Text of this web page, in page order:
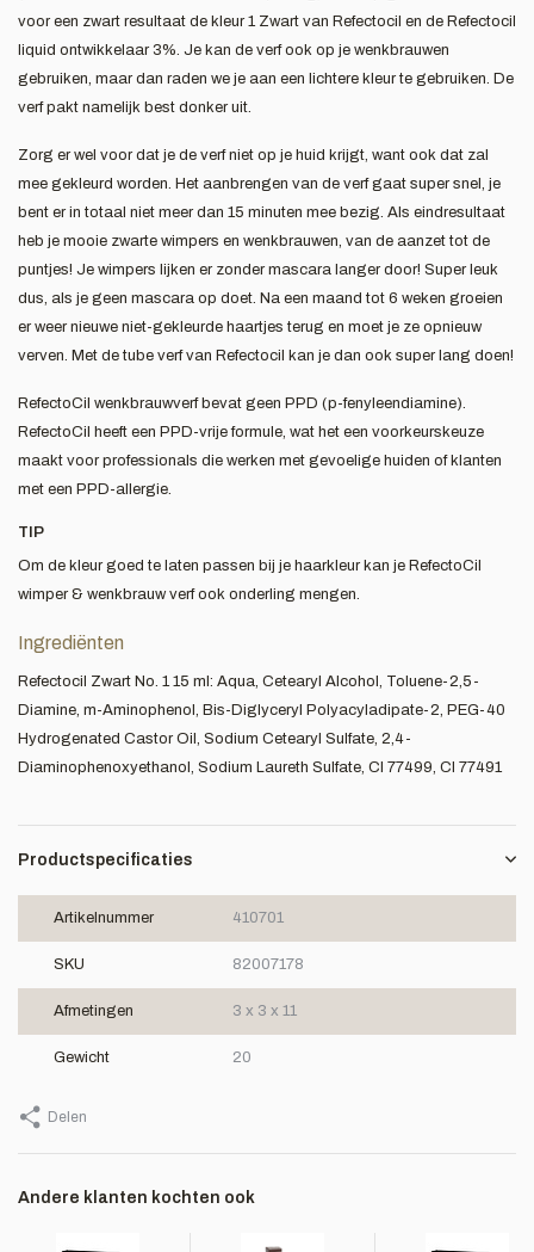
voor een zwart resultaat de kleur 1 Zwart van Refectocil en de Refectocil
liquid ontwikkelaar 3%. Je kan de verf ook op je wenkbrauwen
gebruiken, maar dan raden we je aan een lichtere kleur te gebruiken. De
verf pakt namelijk best donker uit.
Zorg er wel voor dat je de verf niet op je huid krijgt, want ook dat zal
mee gekleurd worden. Het aanbrengen van de verf gaat super snel, je
bent er in totaal niet meer dan 15 minuten mee bezig. Als eindresultaat
heb je mooie zwarte wimpers en wenkbrauwen, van de aanzet tot de
puntjes! Je wimpers lijken er zonder mascara langer door! Super leuk
dus, als je geen mascara op doet. Na een maand tot 6 weken groeien
er weer nieuwe niet-gekleurde haartjes terug en moet je ze opnieuw
verven. Met de tube verf van Refectocil kan je dan ook super lang doen!
RefectoCil wenkbrauwverf bevat geen PPD (p-fenyleendiamine).
RefectoCil heeft een PPD-vrije formule, wat het een voorkeurskeuze
maakt voor professionals die werken met gevoelige huiden of klanten
met een PPD-allergie.
TIP
Om de kleur goed te laten passen bij je haarkleur kan je RefectoCil
wimper & wenkbrauw verf ook onderling mengen.
Ingrediënten
Refectocil Zwart No. 1 15 ml: Aqua, Cetearyl Alcohol, Toluene-2,5-
Diamine, m-Aminophenol, Bis-Diglyceryl Polyacyladipate-2, PEG-40
Hydrogenated Castor Oil, Sodium Cetearyl Sulfate, 2,4-
Diaminophenoxyethanol, Sodium Laureth Sulfate, CI 77499, CI 77491
Productspecificaties
Artikelnummer 410701
SKU 82007178
Afmetingen 3 x 3 x 11
Gewicht 20
Delen
Andere klanten kochten ook